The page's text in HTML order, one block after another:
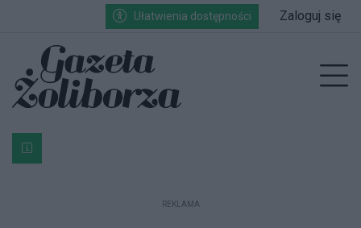
Przejdź do głównych treści
Przejdź do wyszukiwarki
Przejdź do głównego menuUłatwienia dostępności Zaloguj się
Bardzo ważna informacja dla podatników posiadających
REKLAMA